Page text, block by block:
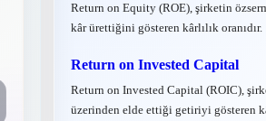
Return on Equity (ROE), şirketin
kâr ürettiğini gösteren kârlılık oranıdır.
Return on Invested Capital
Return on Invested Capital (ROIC),
üzerinden elde ettiği getiriyi gösteren